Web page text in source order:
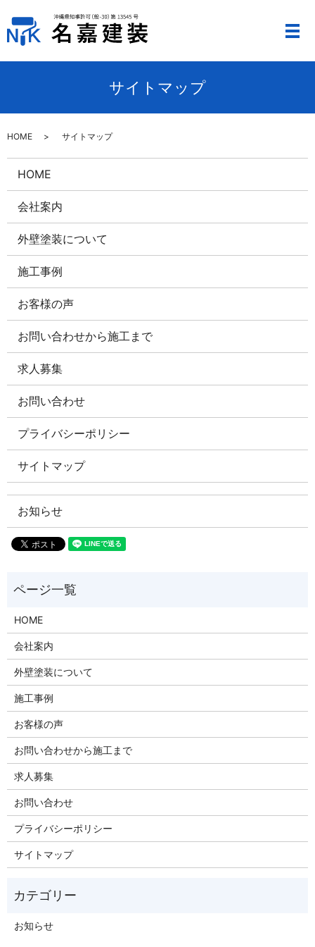
メ
サイトマップ
HOME サイトマップ
HOME
会社案内
外壁塗装について
施工事例
お客様の声
お問い合わせから施工まで
求人募集
お問い合わせ
プライバシーポリシー
サイトマップ
お知らせ
HOME
会社案内
外壁塗装について
施工事例
お客様の声
お問い合わせから施工まで
求人募集
お問い合わせ
プライバシーポリシー
サイトマップ
お知らせ